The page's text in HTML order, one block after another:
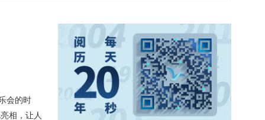
会的时
相，让人